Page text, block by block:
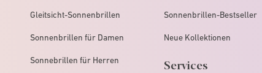
Gleitsicht-Sonnenbrillen
Sonnenbrillen für Damen
Sonnebrillen für Herren
Sonnenbrillen-Bestseller
Neue Kollektionen
Services